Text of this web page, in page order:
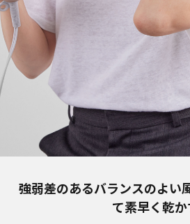
強弱差のあるバランスのよい
て素早く乾か